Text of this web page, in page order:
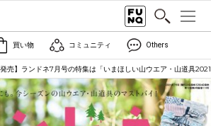
買い物 コミュニティ Others
発売】ランドネ7月号の特集は「いまほしい山ウエア・山道具